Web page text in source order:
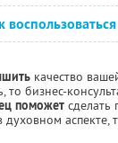
качество
то бизнес-
поможет сделать
духовном аспекте,